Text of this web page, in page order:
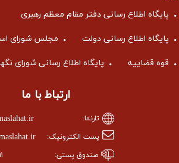
پایگاه اطلاع رسانی دفتر مقام معظم رهبری
پایگاه اطلاع رسانی دولت مجلس شورای
قوه قضاییه پایگاه اطلاع رسانی شورای
ارتباط با ما
تارنما:
پست الکترونیک:
صندوق پستی: